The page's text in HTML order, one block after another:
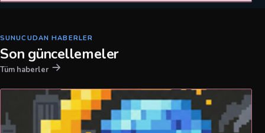
SUNUCUDAN HABERLER
Son güncellemeler
Tüm haberler